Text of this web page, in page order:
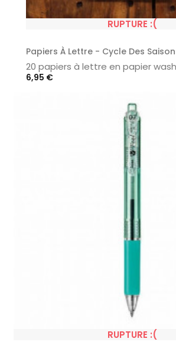
RUPTURE :(
Papiers À Lettre - Cycle Des
20 papiers à lettre en papier
Prix
6,95 €
RUPTURE :(